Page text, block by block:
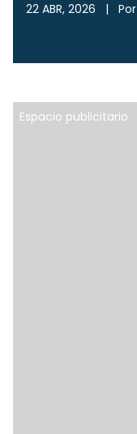
22 ABR, 2026 | Por
Espacio publicitario